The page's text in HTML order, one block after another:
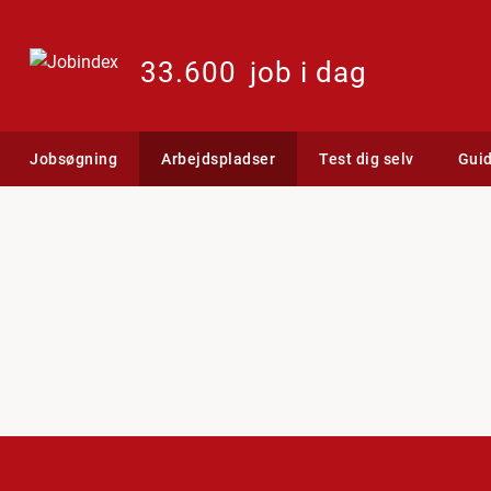
33.600 job i dag
Jobsøgning Arbejdspladser Test dig selv